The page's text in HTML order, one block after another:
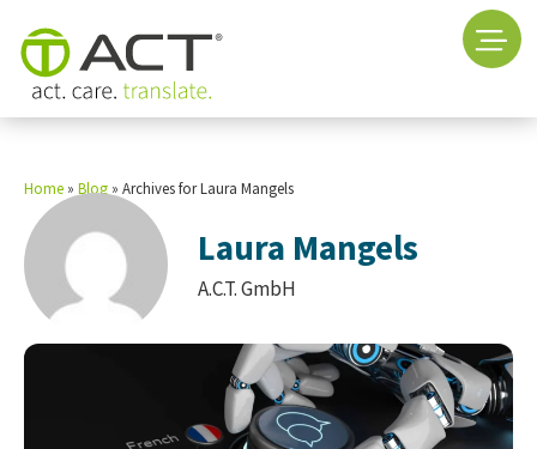
Home » Blog » Archives for Laura Mangels
Laura Mangels
A.C.T. GmbH